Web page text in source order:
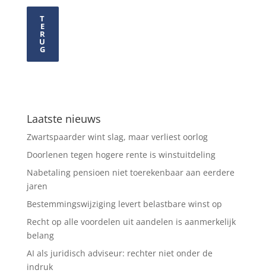
T
E
R
U
G
Laatste nieuws
Zwartspaarder wint slag, maar verliest oorlog
Doorlenen tegen hogere rente is winstuitdeling
Nabetaling pensioen niet toerekenbaar aan eerdere
jaren
Bestemmingswijziging levert belastbare winst op
Recht op alle voordelen uit aandelen is aanmerkelijk
belang
AI als juridisch adviseur: rechter niet onder de
indruk